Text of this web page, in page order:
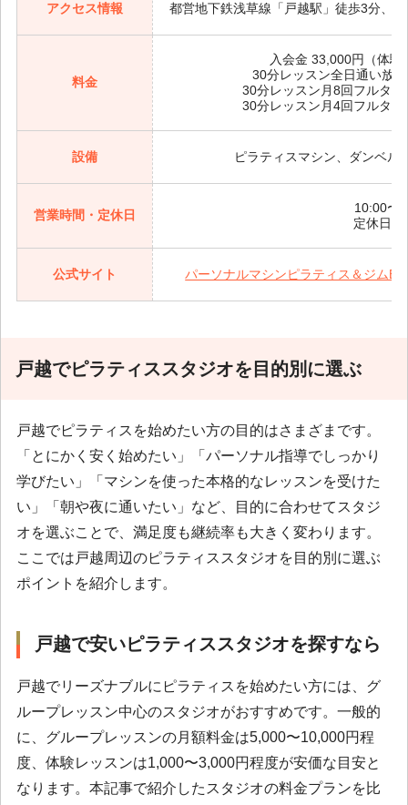
アクセス情報 都営地下鉄浅草線「戸越駅」徒歩3分、
料金
入会金 33,000円（体験
30分レッスン全日通い放
30分レッスン月8回フルタ
30分レッスン月4回フルタ
設備 ピラティスマシン、ダンベル
営業時間・定休日
10:00〜
定休日:
公式サイト パーソナルマシンピラティス＆ジム
戸越でピラティススタジオを目的別に選ぶ
戸越でピラティスを始めたい方の目的はさまざまです。
「とにかく安く始めたい」「パーソナル指導でしっかり
学びたい」「マシンを使った本格的なレッスンを受けた
い」「朝や夜に通いたい」など、目的に合わせてスタジ
オを選ぶことで、満足度も継続率も大きく変わります。
ここでは戸越周辺のピラティススタジオを目的別に選ぶ
ポイントを紹介します。
戸越で安いピラティススタジオを探すなら
戸越でリーズナブルにピラティスを始めたい方には、グ
ループレッスン中心のスタジオがおすすめです。一般的
に、グループレッスンの月額料金は5,000〜10,000円程
度、体験レッスンは1,000〜3,000円程度が安価な目安と
なります。本記事で紹介したスタジオの料金プランを比